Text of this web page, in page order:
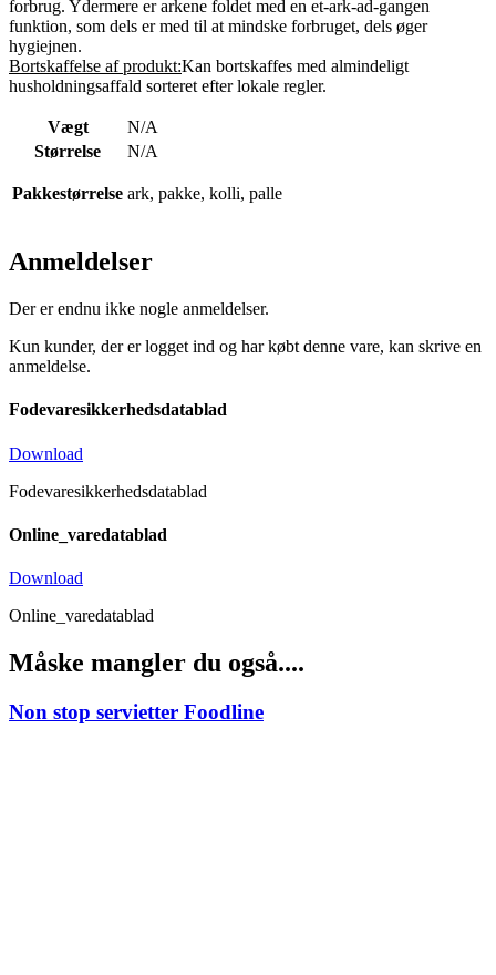
forbrug. Ydermere er arkene foldet med en et-ark-ad-gangen
funktion, som dels er med til at mindske forbruget, dels øger
hygiejnen.
Bortskaffelse af produkt:Kan bortskaffes med almindeligt
husholdningsaffald sorteret efter lokale regler.
Vægt
N/A
Størrelse
N/A
Pakkestørrelse ark, pakke, kolli, palle
Anmeldelser
Der er endnu ikke nogle anmeldelser.
Kun kunder, der er logget ind og har købt denne vare, kan skrive en
anmeldelse.
Fodevaresikkerhedsdatablad
Download
Fodevaresikkerhedsdatablad
Online_varedatablad
Download
Online_varedatablad
Måske mangler du også....
Non stop servietter Foodline